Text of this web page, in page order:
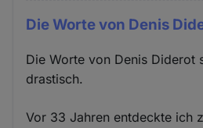
Die Worte von Denis
Die Worte von Denis Diderot
drastisch.
Vor 33 Jahren entdeckte ich